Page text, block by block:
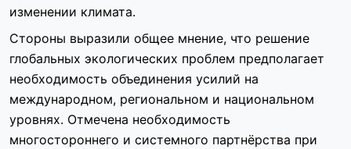
изменении климата.
Стороны выразили общее мнение, что решение
глобальных экологических проблем предполагает
необходимость объединения усилий на
международном, региональном и национальном
уровнях. Отмечена необходимость
многостороннего и системного партнёрства при